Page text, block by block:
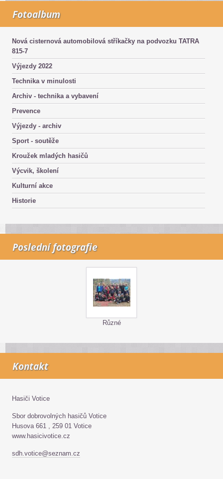
Fotoalbum
Nová cisternová automobilová stříkačky na podvozku TATRA
815-7
Výjezdy 2022
Technika v minulosti
Archiv - technika a vybavení
Prevence
Výjezdy - archiv
Sport - soutěže
Kroužek mladých hasičů
Výcvik, školení
Kulturní akce
Historie
Poslední fotografie
Různé
Kontakt
Hasiči Votice
Sbor dobrovolných hasičů Votice
Husova 661 , 259 01 Votice
www.hasicivotice.cz
sdh.votice@seznam.cz